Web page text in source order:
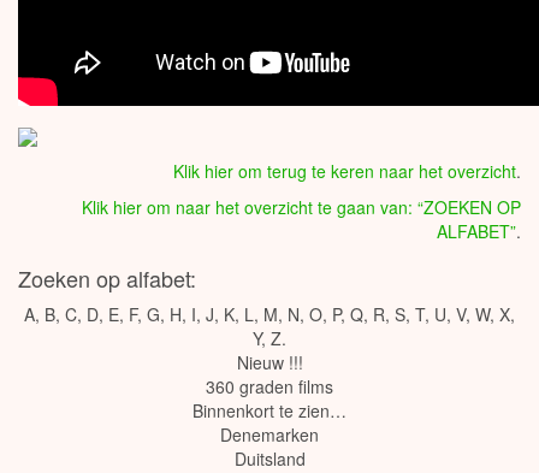
Klik hier om terug te keren naar het overzicht.
Klik hier om naar het overzicht te gaan van: “ZOEKEN OP
ALFABET”.
Zoeken op alfabet:
A, B, C, D, E, F, G, H, I, J, K, L, M, N, O, P, Q, R, S, T, U, V, W, X,
Y, Z.
Nieuw !!!
360 graden films
Binnenkort te zien…
Denemarken
Duitsland